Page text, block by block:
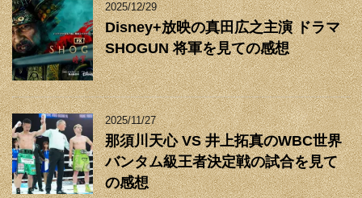
2025/12/29
Disney+放映の真田広之主演 ドラマ
SHOGUN 将軍を見ての感想
2025/11/27
那須川天心 VS 井上拓真のWBC世界
バンタム級王者決定戦の試合を見て
の感想